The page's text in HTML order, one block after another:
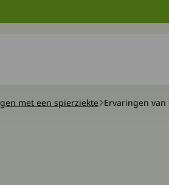
met een spierziekte Ervaringen